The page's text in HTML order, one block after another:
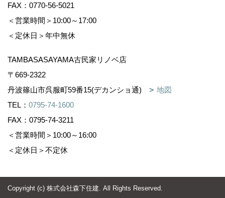
FAX：0770-56-5021
＜営業時間＞10:00～17:00
＜定休日＞年中無休
TAMBASASAYAMA古民家リノベ店
〒669-2322
丹波篠山市呉服町59番15(デカンショ通)
地図
TEL： 0795-74-1600
FAX：0795-74-3211
＜営業時間＞10:00～16:00
＜定休日＞不定休
Copyright (c) 株式会社森下住建. All Rights Reserved.